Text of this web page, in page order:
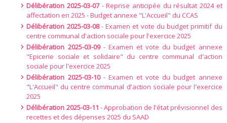
Délibération 2025-03-07- Reprise anticipée du résultat 2024 et
affectation en 2025 - Budget annexe "L'Accueil" du CCAS
Délibération 2025-03-08- Examen et vote du budget primitif du
centre communal d'action sociale pour l'exercice 2025
Délibération 2025-03-09- Examen et vote du budget annexe
"Epicerie sociale et solidaire" du centre communal d'action
sociale pour l'exercice 2025
Délibération 2025-03-10- Examen et vote du budget annexe
"L'Accueil" du centre communal d'action sociale pour l'exercice
2025
Délibération 2025-03-11 - Approbation de l'état prévisionnel des
recettes et des dépenses 2025 du SAAD